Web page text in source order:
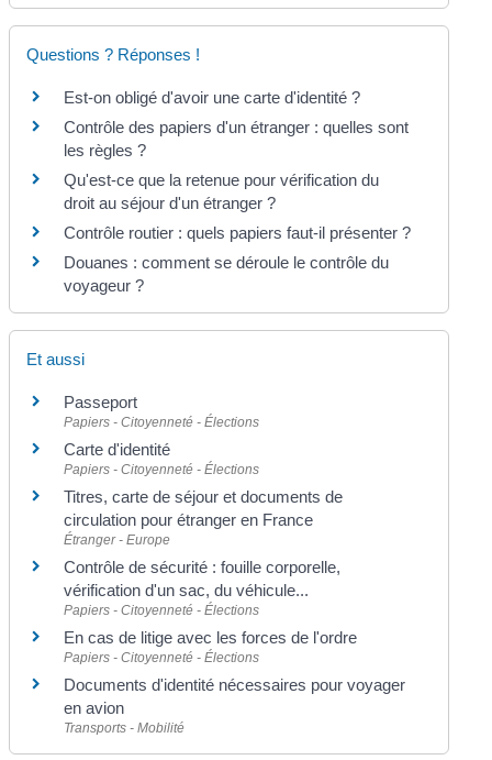
Questions ? Réponses !
Est-on obligé d'avoir une carte d'identité ?
Contrôle des papiers d'un étranger : quelles sont
les règles ?
Qu'est-ce que la retenue pour vérification du
droit au séjour d'un étranger ?
Contrôle routier : quels papiers faut-il présenter ?
Douanes : comment se déroule le contrôle du
voyageur ?
Et aussi
Passeport
Papiers - Citoyenneté - Élections
Carte d'identité
Papiers - Citoyenneté - Élections
Titres, carte de séjour et documents de
circulation pour étranger en France
Étranger - Europe
Contrôle de sécurité : fouille corporelle,
vérification d'un sac, du véhicule...
Papiers - Citoyenneté - Élections
En cas de litige avec les forces de l'ordre
Papiers - Citoyenneté - Élections
Documents d'identité nécessaires pour voyager
en avion
Transports - Mobilité